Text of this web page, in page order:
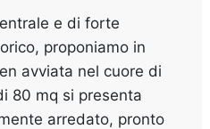
e di forte
proponiamo in
avviata nel cuore di
80 mq si presenta
arredato, pronto